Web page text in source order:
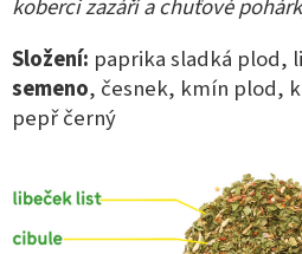
koberci zazáří a chuťové
Složení: paprika sladká plod,
semeno, česnek, kmín plod,
pepř černý